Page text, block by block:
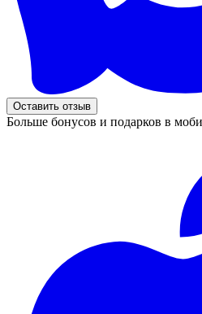
Оставить отзыв
Больше бонусов и подарков в